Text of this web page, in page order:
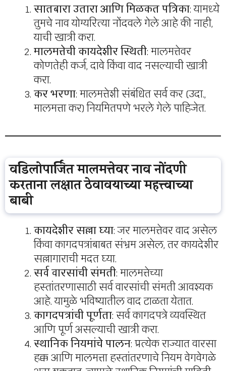
सातबारा उतारा आणि मिळकत पत्रिका: यामध्ये
तुमचे नाव योग्यरित्या नोंदवले गेले आहे की नाही,
याची खात्री करा.
मालमत्तेची कायदेशीर स्थिती: मालमत्तेवर
कोणतेही कर्ज, दावे किंवा वाद नसल्याची खात्री
करा.
कर भरणा: मालमत्तेशी संबंधित सर्व कर (उदा.,
मालमत्ता कर) नियमितपणे भरले गेले पाहिजेत.
वडिलोपार्जित मालमत्तेवर नाव नोंदणी
करताना लक्षात ठेवावयाच्या महत्त्वाच्या
बाबी
कायदेशीर सल्ला घ्या: जर मालमत्तेवर वाद असेल
किंवा कागदपत्रांबाबत संभ्रम असेल, तर कायदेशीर
सल्लागाराची मदत घ्या.
सर्व वारसांची संमती: मालमत्तेच्या
हस्तांतरणासाठी सर्व वारसांची संमती आवश्यक
आहे. यामुळे भविष्यातील वाद टाळता येतात.
कागदपत्रांची पूर्णता: सर्व कागदपत्रे व्यवस्थित
आणि पूर्ण असल्याची खात्री करा.
स्थानिक नियमांचे पालन: प्रत्येक राज्यात वारसा
हक्क आणि मालमत्ता हस्तांतरणाचे नियम वेगवेगळे